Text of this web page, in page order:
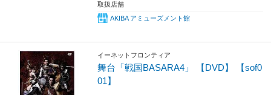
取扱店舗
AKIBA アミューズメント館
イーネットフロンティア
舞台「戦国BASARA4」 【DVD】 【sof0
01】